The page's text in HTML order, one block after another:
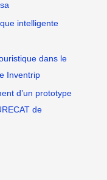
intelligente
dans le
Inventrip
d’un prototype
de